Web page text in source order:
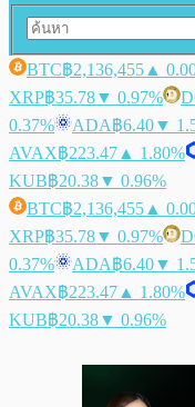
BTC฿2,136,455 ▲
XRP฿35.78▼ 0.97%
0.37%
ADA฿6.40▼
AVAX฿223.47 ▲ 1.80%
KUB฿20.38▼ 0.96%
BTC฿2,136,455 ▲
XRP฿35.78▼ 0.97%
0.37%
ADA฿6.40▼
AVAX฿223.47 ▲ 1.80%
KUB฿20.38▼ 0.96%